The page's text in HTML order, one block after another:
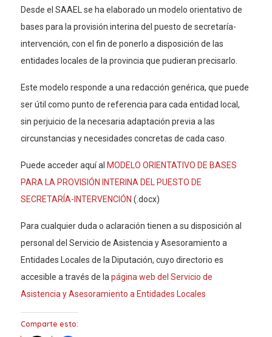
Desde el SAAEL se ha elaborado un modelo orientativo de
bases para la provisión interina del puesto de secretaría-
intervención, con el fin de ponerlo a disposición de las
entidades locales de la provincia que pudieran precisarlo.
Este modelo responde a una redacción genérica, que puede
ser útil como punto de referencia para cada entidad local,
sin perjuicio de la necesaria adaptación previa a las
circunstancias y necesidades concretas de cada caso.
Puede acceder aquí al MODELO ORIENTATIVO DE BASES
PARA LA PROVISIÓN INTERINA DEL PUESTO DE
SECRETARÍA-INTERVENCIÓN (.docx)
Para cualquier duda o aclaración tienen a su disposición al
personal del Servicio de Asistencia y Asesoramiento a
Entidades Locales de la Diputación, cuyo directorio es
accesible a través de la página web del Servicio de
Asistencia y Asesoramiento a Entidades Locales
Comparte esto: